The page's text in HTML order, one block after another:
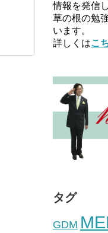
情報を発信
草の根の勉
います。
詳しくはこ
タグ
GDM